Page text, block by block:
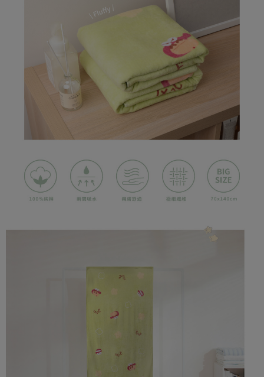
５．嚴禁一人註冊多個帳號或使用他人資訊註冊。若發現惡意使用之情形，
恩沛科技股份有限公司將有權停止該用戶之使用額度並採取法律行動。
每筆NT$80，滿NT$599(含以上)免運費
普通付款後7-11取貨
每筆NT$80，滿NT$599(含以上)免運費
付款後7-11取貨
每筆NT$80，滿NT$599(含以上)免運費
每筆NT$100，滿NT$999(含以上)免運費
離島郵局